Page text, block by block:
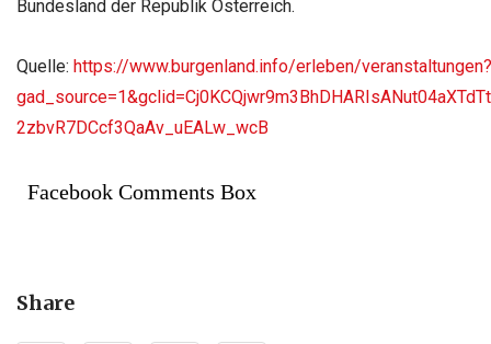
Bundesland der Republik Österreich.
Quelle: https://www.burgenland.info/erleben/veranstaltungen?
2zbvR7DCcf3QaAv_uEALw_wcB
Facebook Comments Box
Share